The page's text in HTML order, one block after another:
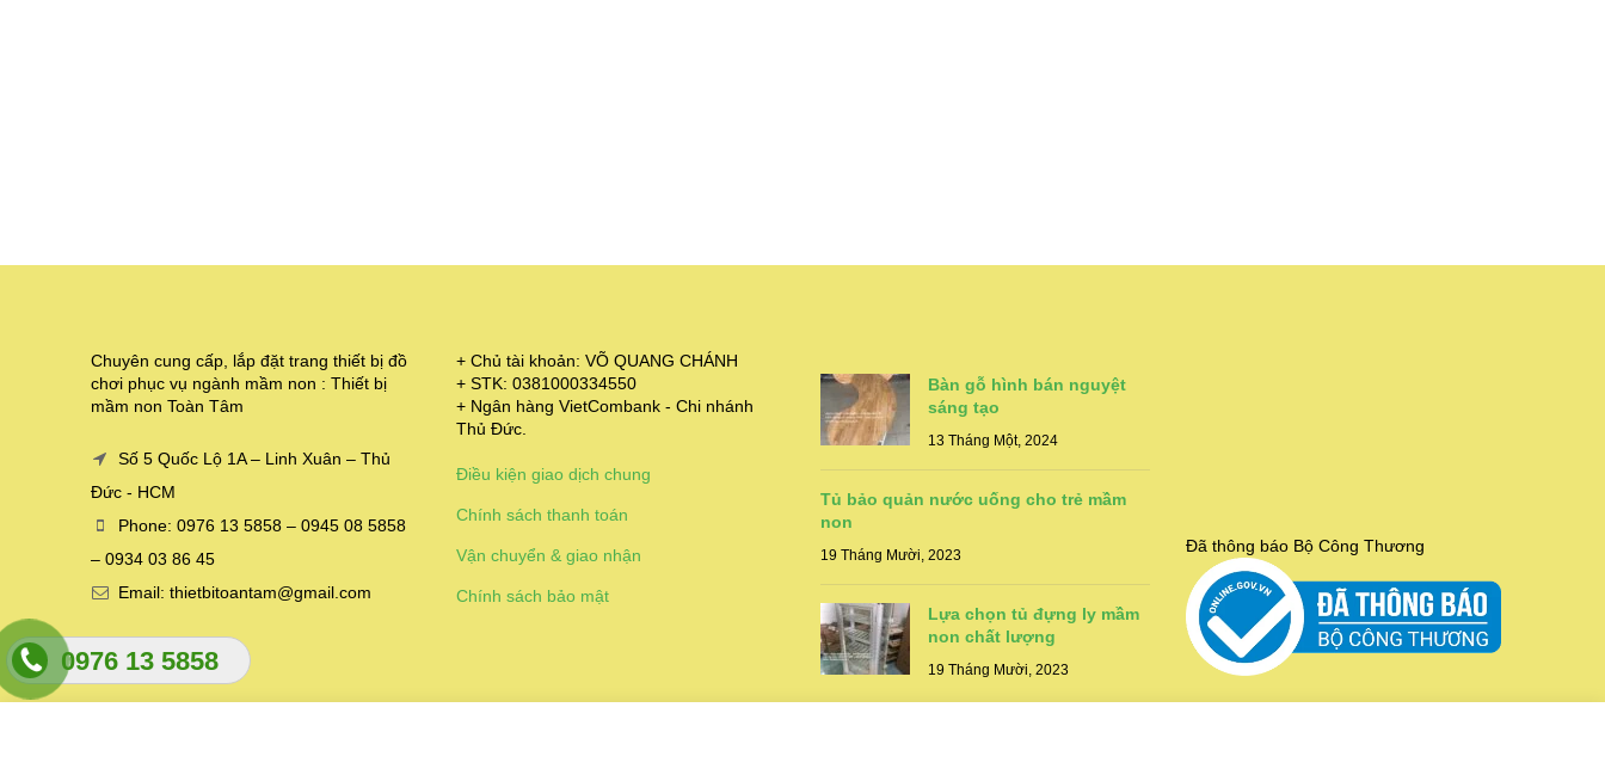
0976 13 5858
Chuyên cung cấp, lắp đặt trang thiết bị đồ
chơi phục vụ ngành mầm non : Thiết bị
mầm non Toàn Tâm
Số 5 Quốc Lộ 1A – Linh Xuân – Thủ
Đức - HCM
Phone: 0976 13 5858 – 0945 08 5858
– 0934 03 86 45
Email: thietbitoantam@gmail.com
+ Chủ tài khoản: VÕ QUANG CHÁNH
+ STK: 0381000334550
+ Ngân hàng VietCombank - Chi nhánh
Thủ Đức.
Điều kiện giao dịch chung
Chính sách thanh toán
Vận chuyển & giao nhận
Chính sách bảo mật
Bàn gỗ hình bán nguyệt
sáng tạo
13 Tháng Một, 2024
Tủ bảo quản nước uống cho trẻ mầm
non
19 Tháng Mười, 2023
Lựa chọn tủ đựng ly mầm
non chất lượng
19 Tháng Mười, 2023
Đã thông báo Bộ Công Thương